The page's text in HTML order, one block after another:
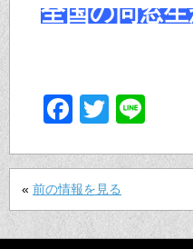
全国の同窓
Facebook
Twitter
« 前の情報を見る